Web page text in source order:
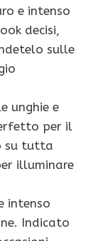
e intenso
decisi,
sulle
unghie e
per il
su tutta
illuminare
intenso
Indicato